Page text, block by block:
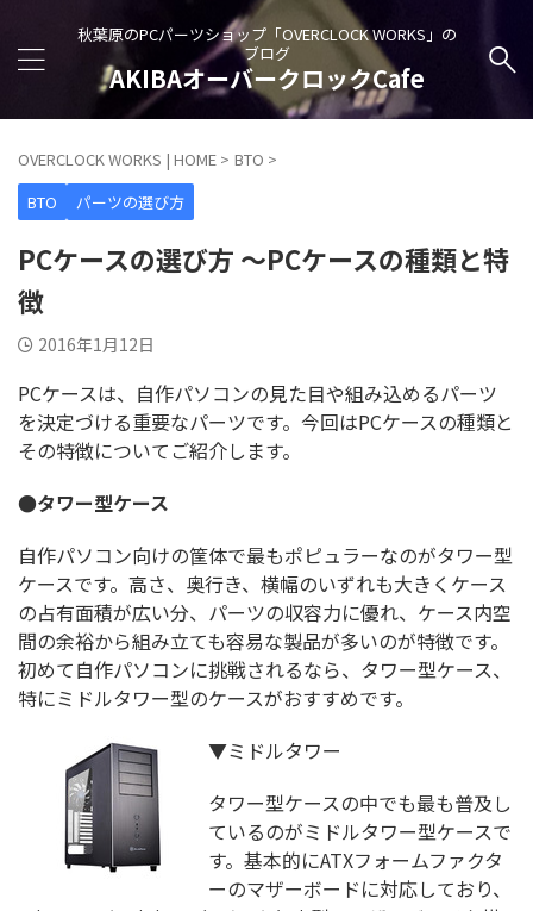
秋葉原のPCパーツショップ「OVERCLOCK WORKS」の
ブログ
AKIBAオーバークロックCafe
OVERCLOCK WORKS | HOME > BTO >
BTO
パーツの選び方
PCケースの選び方 ～PCケースの種類と特
徴
2016年1月12日
PCケースは、自作パソコンの見た目や組み込めるパーツ
を決定づける重要なパーツです。今回はPCケースの種類と
その特徴についてご紹介します。
●タワー型ケース
自作パソコン向けの筐体で最もポピュラーなのがタワー型
ケースです。高さ、奥行き、横幅のいずれも大きくケース
の占有面積が広い分、パーツの収容力に優れ、ケース内空
間の余裕から組み立ても容易な製品が多いのが特徴です。
初めて自作パソコンに挑戦されるなら、タワー型ケース、
特にミドルタワー型のケースがおすすめです。
▼ミドルタワー
タワー型ケースの中でも最も普及し
ているのがミドルタワー型ケースで
す。基本的にATXフォームファクタ
ーのマザーボードに対応しており、